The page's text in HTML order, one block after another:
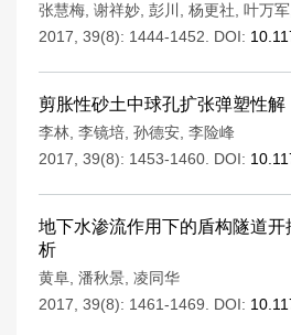
张慧梅 谢祥妙 彭川 杨更社 叶万军
2017, 39(8): 1444-1452.
DOI:
剪胀性砂土中球孔扩张弹塑性解
李林 李镜培 孙德安 李险峰
2017, 39(8): 1453-1460. DOI:
地下水渗流作用下的盾构隧道
析
黄阜 潘秋景 凌同华
2017, 39(8): 1461-1469.
DOI: